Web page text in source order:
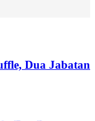
Dua Jabatan